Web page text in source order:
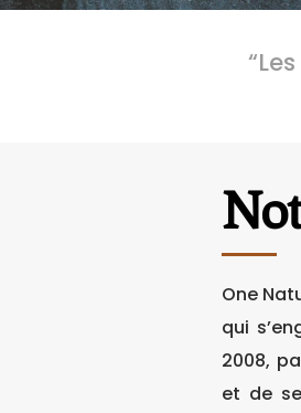
“
One
qui
2008,
et de